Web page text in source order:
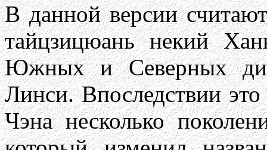
В данной версии
тайцзицюань некий
Южных и Северных
Линси. Впоследствии это
Чэна несколько